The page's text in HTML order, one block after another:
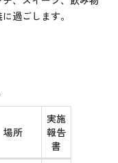
過ごします。
場所
実施
報告
書